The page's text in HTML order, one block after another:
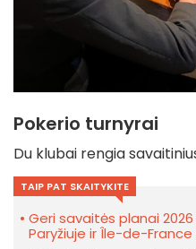
Pokerio turnyrai
Du klubai rengia
TAIP PAT SKAITYKITE
Geri savaitės planai 2026
Paryžiuje ir Île-de-